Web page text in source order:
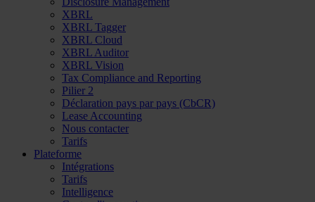
XBRL
XBRL Tagger
XBRL Cloud
XBRL Auditor
XBRL Vision
Tax Compliance and Reporting
Pilier 2
Déclaration pays par pays (CbCR)
Lease Accounting
Nous contacter
Tarifs
Plateforme
Intégrations
Tarifs
Intelligence